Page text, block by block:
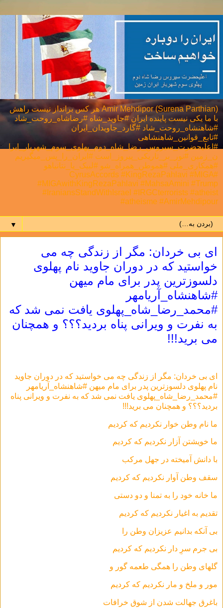
Amir Mehdipor (Surena Parthian) هر كس برانداز نيست راهش
با ما يكی نيست پاینده ایران #جاوید_شاه #رضاشاه_روحت_شاد
#شاهنشاه_روحت_شاد #گارد_جاویدان_ایران
#تابع_قوانین_شاهنشاهی
#اعلیحضرت_سیروس_رضا_شاه_دوم_پهلوی_سوم_شهریار_ایرا
ن_زمین #نور_بر_تاریکی_پیروز_است #ایران_را_پس_میگیریم
#همکاری_ملی⁩ #هموطن_همراه_شو #لبیک_یا_نتانیاهو
#CyrusAccords #KingRezaPahlavi #MIGA
#MIGAwithKingRezaPahlavi #MahsaAmini #Trump
#IraniansStandWithIsrael #IRGCterrorists #atheist
#atheisme #AmirMehdipour
▼
ای بی خردان: مگر از زندگی چه می
خواستید که در دوران جاوید نام پهلوی
دلسوزترین پدر برای مام میهن
#شاهنشاه_آریامهر
#محمد_رضا_شاه_پهلوی یافت نمی شد که
به نفرت و ویرانی پناه بردید؟؟؟ و همچنان
می برید!!!
ای بی خردان: مگر از زندگی چه می خواستید که در دوران جاوید
نام پهلوی دلسوزترین پدر برای مام میهن #شاهنشاه_آریامهر
#محمد_رضا_شاه_پهلوی یافت نمی شد که به نفرت و ویرانی پناه
بردید؟؟؟ و همچنان می برید!!!
ما نام وطن خوار نکردیم که کردیم
ما خویشتن آزار نکردیم که کردیم
با دانش آمیخته در جهل مرکب
سقف وطن آوار نکردیم که کردیم
ما خانه خود را به تمنا و دو دستی
تقدیم به اغیار نکردیم که کردیم
بی آنکه بدانیم عزیزان وطن را
بی جرم سرِ دار نکردیم که کردیم
گلهای وطن را همگی طعمه گور و
مور و ملخ و مار نکردیم که کردیم
باغرق جهالت شدن از شوق خرافات